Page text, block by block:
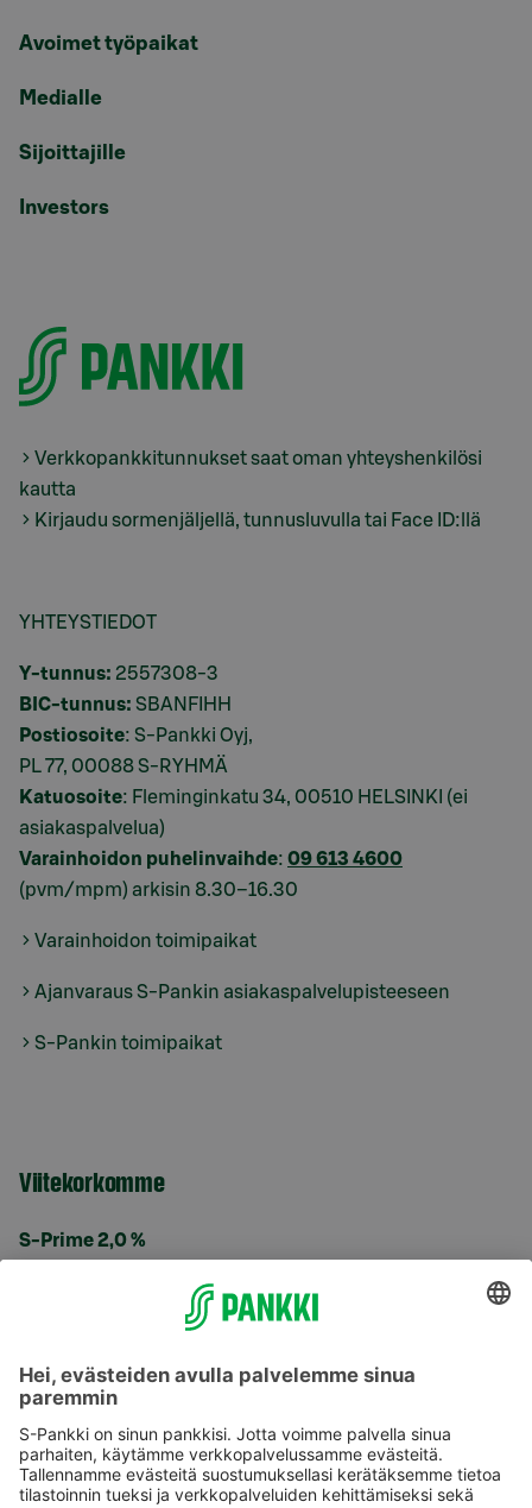
Avoimet työpaikat
Medialle
Sijoittajille
Investors
Verkkopankkitunnukset saat oman yhteyshenkilösi
kautta
Kirjaudu sormenjäljellä, tunnusluvulla tai Face ID:llä
YHTEYSTIEDOT
Y-tunnus: 2557308-3
BIC-tunnus: SBANFIHH
Postiosoite: S-Pankki Oyj,
PL 77, 00088 S-RYHMÄ
Katuosoite: Fleminginkatu 34, 00510 HELSINKI (ei
asiakaspalvelua)
Varainhoidon puhelinvaihde: 09 613 4600
(pvm/mpm) arkisin 8.30–16.30
Varainhoidon toimipaikat
Ajanvaraus S-Pankin asiakaspalvelupisteeseen
S-Pankin toimipaikat
Viitekorkomme
S-Prime 2,0 %